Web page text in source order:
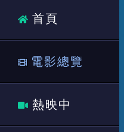
首頁
電影總覽
熱映中